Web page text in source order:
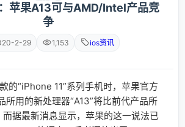
苹果A13可与AMD/Intel产品竞
争
2-29 1,153 ios资讯
“iPhone 11”系列手机时，苹果官方
所用的新处理器“A13”将比前代产品所
而据最新消息显示，苹果的这一说法已